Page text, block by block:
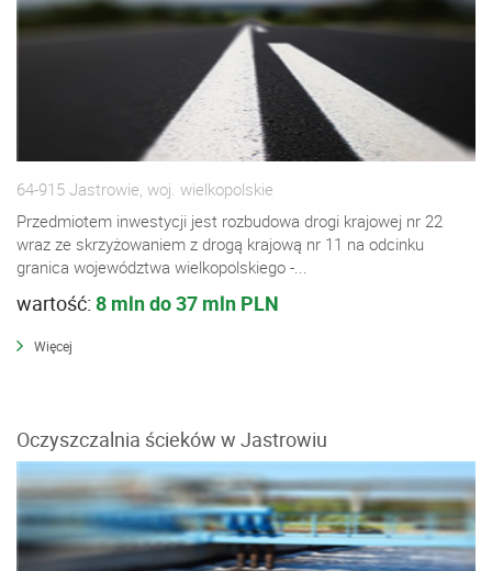
64-915 Jastrowie, woj. wielkopolskie
Przedmiotem inwestycji jest rozbudowa drogi krajowej nr 22
wraz ze skrzyżowaniem z drogą krajową nr 11 na odcinku
granica województwa wielkopolskiego -...
wartość: 8 mln do 37 mln PLN
Więcej
Oczyszczalnia ścieków w Jastrowiu